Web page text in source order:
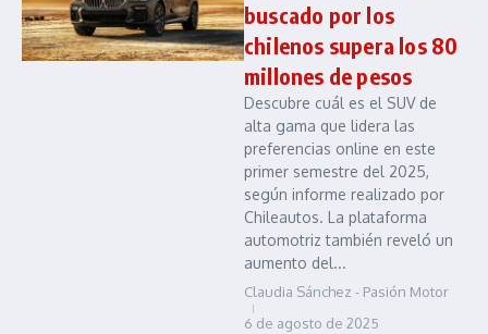
buscado por los
chilenos supera los 80
millones de pesos
Descubre cuál es el SUV de
alta gama que lidera las
preferencias online en este
primer semestre del 2025,
según informe realizado por
Chileautos. La plataforma
automotriz también reveló un
aumento del...
Claudia Sánchez - Pasión Motor
6 de agosto de 2025